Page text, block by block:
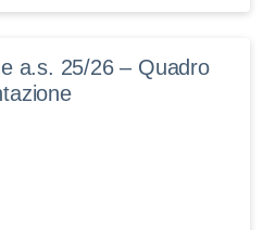
a.s. 25/26 – Quadro